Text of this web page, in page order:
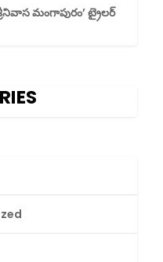
మంగాపురం’ ట్రైలర్